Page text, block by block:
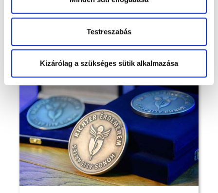
Testreszabás
Kizárólag a szükséges sütik alkalmazása
Bővebben …...